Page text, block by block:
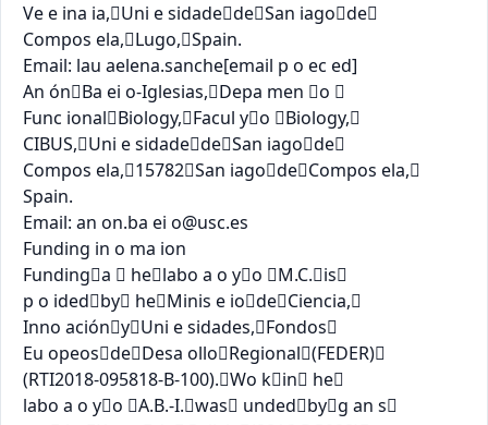
Ve e ina ia,Uni e sidadedeSan iagode
Compos ela,Lugo,Spain.
Email: lau aelena.sanche[email p o ec ed]
An ónBa ei o‐Iglesias,Depa men o 
Func ionalBiology,Facul yo Biology,
CIBUS,Uni e sidadedeSan iagode
Compos ela,15782San iagodeCompos ela,
Spain.
Email: an on.ba ei o@usc.es